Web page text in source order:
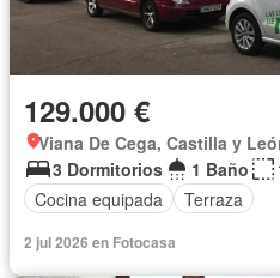
129.000 €
Viana De Cega, Castilla y
3 Dormitorios
1 Baño
Cocina equipada
Terraza
2 jul 2026 en Fotocasa